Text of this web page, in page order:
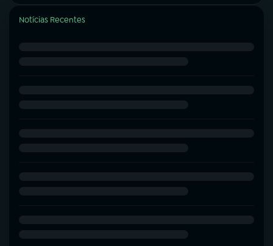
Notícias Recentes